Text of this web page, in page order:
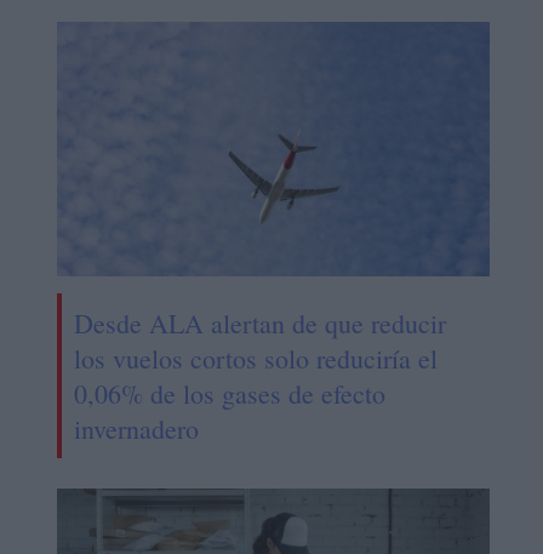
Desde ALA alertan de que reducir
los vuelos cortos solo reduciría el
0,06% de los gases de efecto
invernadero